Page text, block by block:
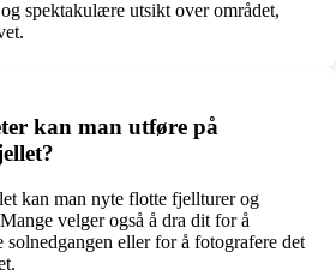
spektakulære utsikt over området,
kan man utføre på
kan man nyte flotte fjellturer og
velger også å dra dit for å
solnedgangen eller for å fotografere det